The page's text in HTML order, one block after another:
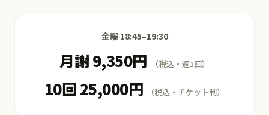
金曜 18:45–19:30
月謝 9,350円 （税込・週1回）
10回 25,000円 （税込・チケット制）